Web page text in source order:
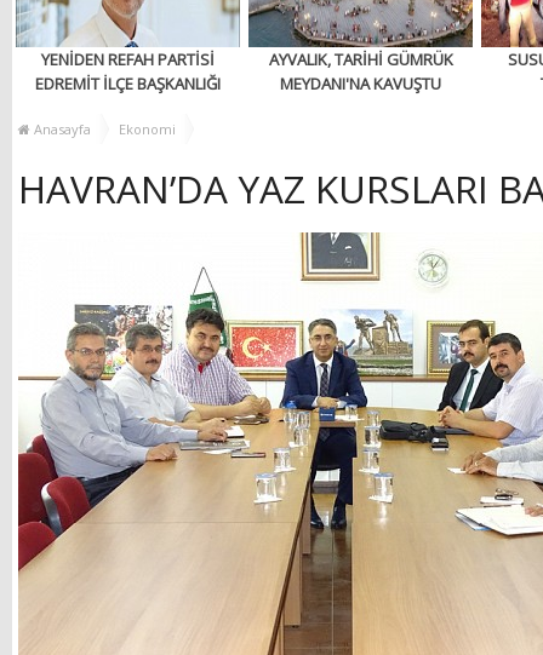
YENİDEN REFAH PARTİSİ
EDREMİT İLÇE BAŞKANLIĞI
AÇILIYOR!
AYVALIK, TARİHİ GÜMRÜK
MEYDANI'NA KAVUŞTU
Anasayfa Ekonomi
HAVRAN’DA YAZ KURSLARI